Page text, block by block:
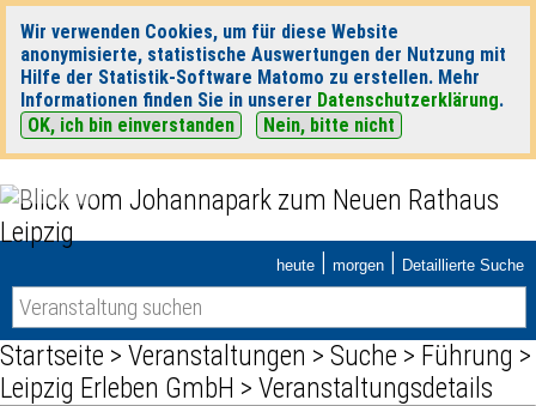
Wir verwenden Cookies, um für diese Website
anonymisierte, statistische Auswertungen der Nutzung mit
Hilfe der Statistik-Software Matomo zu erstellen. Mehr
Informationen finden Sie in unserer Datenschutzerklärung.
OK, ich bin einverstanden
Nein, bitte nicht
heute | morgen | Detaillierte Suche
Startseite > Veranstaltungen > Suche > Führung >
Leipzig Erleben GmbH > Veranstaltungsdetails